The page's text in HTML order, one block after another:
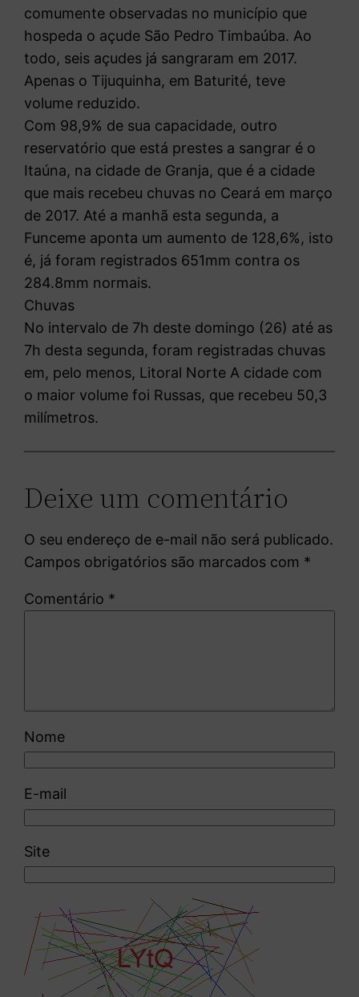
comumente observadas no município que
hospeda o açude São Pedro Timbaúba. Ao
todo, seis açudes já sangraram em 2017.
Apenas o Tijuquinha, em Baturité, teve
volume reduzido.
Com 98,9% de sua capacidade, outro
reservatório que está prestes a sangrar é o
Itaúna, na cidade de Granja, que é a cidade
que mais recebeu chuvas no Ceará em março
de 2017. Até a manhã esta segunda, a
Funceme aponta um aumento de 128,6%, isto
é, já foram registrados 651mm contra os
284.8mm normais.
Chuvas
No intervalo de 7h deste domingo (26) até as
7h desta segunda, foram registradas chuvas
em, pelo menos, Litoral Norte A cidade com
o maior volume foi Russas, que recebeu 50,3
milímetros.
Deixe um comentário
O seu endereço de e-mail não será publicado.
Campos obrigatórios são marcados com *
Comentário *
Nome
E-mail
Site